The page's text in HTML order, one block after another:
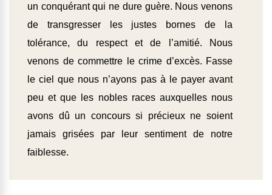
un conquérant qui ne dure guère. Nous venons
de transgresser les justes bornes de la
tolérance, du respect et de l’amitié. Nous
venons de commettre le crime d’excès. Fasse
le ciel que nous n’ayons pas à le payer avant
peu et que les nobles races auxquelles nous
avons dû un concours si précieux ne soient
jamais grisées par leur sentiment de notre
faiblesse.